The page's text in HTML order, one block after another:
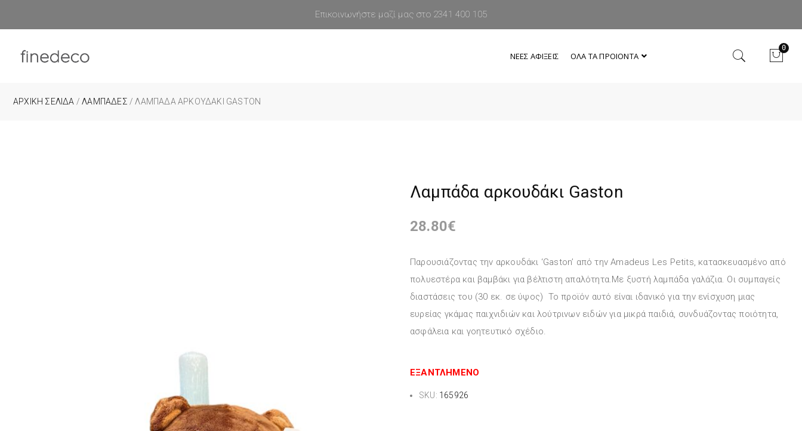
Επικοινωνήστε μαζί μας στο 2341 400 105
ΟΛΑ ΤΑ ΠΡΟΙΟΝΤΑ
ΝΕΕΣ ΑΦΙΞΕΙΣ
0
ΑΡΧΙΚΉ ΣΕΛΊΔΑ /ΛΑΜΠΆΔΕΣ / ΛΑΜΠΆΔΑ ΑΡΚΟΥΔΆΚΙ GASTON
Λαμπάδα αρκουδάκι Gaston
28.80€
Παρουσιάζοντας την αρκουδάκι ‘Gaston’ από την Amadeus Les Petits, κατασκευασμένο από
πολυεστέρα και βαμβάκι για βέλτιστη απαλότητα.Με ξυστή λαμπάδα γαλάζια. Οι συμπαγείς
διαστάσεις του (30 εκ. σε ύψος) Το προϊόν αυτό είναι ιδανικό για την ενίσχυση μιας
ευρείας γκάμας παιχνιδιών και λούτρινων ειδών για μικρά παιδιά, συνδυάζοντας ποιότητα,
ασφάλεια και γοητευτικό σχέδιο.
ΕΞΑΝΤΛΗΜΈΝΟ
SKU: 165926